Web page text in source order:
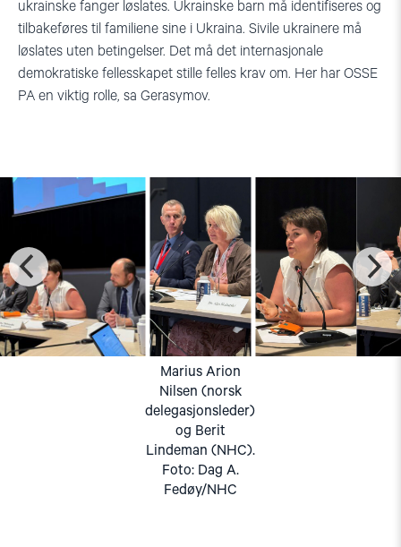
ukrainske fanger løslates. Ukrainske barn må identifiseres og
tilbakeføres til familiene sine i Ukraina. Sivile ukrainere må
løslates uten betingelser. Det må det internasjonale
demokratiske fellesskapet stille felles krav om. Her har OSSE
PA en viktig rolle, sa Gerasymov.
Marius Arion
Nilsen (norsk
delegasjonsleder)
og Berit
Lindeman (NHC).
Foto: Dag A.
Fedøy/NHC